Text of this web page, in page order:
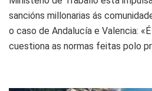
sancións millonarias ás
o caso de Andalucía e Valencia:
cuestiona as normas feitas polo